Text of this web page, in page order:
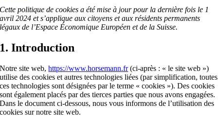
Cette politique de cookies a été mise à jour pour la dernière fois le 1
avril 2024 et s’applique aux citoyens et aux résidents permanents
légaux de l’Espace Économique Européen et de la Suisse.
1. Introduction
Notre site web,https://www.horsemann.fr(ci-après : « le site web »)
utilise des cookies et autres technologies liées (par simplification, toutes
ces technologies sont désignées par le terme « cookies »). Des cookies
sont également placés par des tierces parties que nous avons engagées.
Dans le document ci-dessous, nous vous informons de l’utilisation des
cookies sur notre site web.